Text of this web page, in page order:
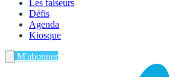
Les faiseurs
Défis
Agenda
Kiosque
M'abonner